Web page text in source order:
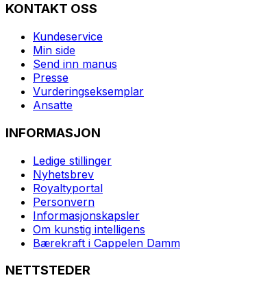
KONTAKT OSS
Kundeservice
Min side
Send inn manus
Presse
Vurderingseksemplar
Ansatte
INFORMASJON
Ledige stillinger
Nyhetsbrev
Royaltyportal
Personvern
Informasjonskapsler
Om kunstig intelligens
Bærekraft i Cappelen Damm
NETTSTEDER